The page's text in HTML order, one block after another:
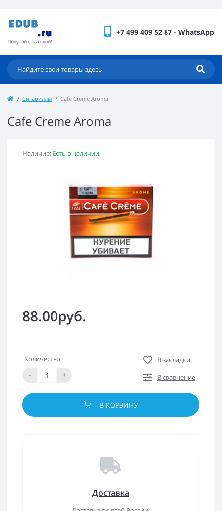
+7 499 409 52 87 - WhatsApp
Сигариллы Cafe Creme Aroma
Cafe Creme Aroma
Наличие: Есть в наличии
88.00руб.
Количество:
-
+
В закладки
В сравнение
В КОРЗИНУ
Доставка